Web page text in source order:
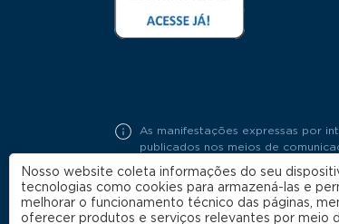
As manifestações expressas por
publicados nos meios de
Nosso website coleta informações do seu
tecnologias como cookies para armazená-las e
melhorar o funcionamento técnico das páginas,
oferecer produtos e serviços relevantes por meio